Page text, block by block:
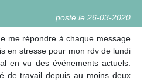
posté le 26-03-2020
me répondre à chaque message
en stresse pour mon rdv de lundi
en vu des événements actuels.
de travail depuis au moins deux